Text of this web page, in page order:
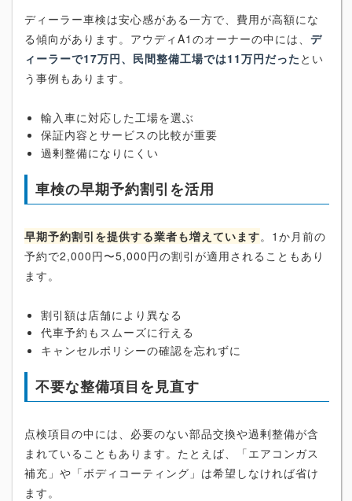
ディーラー車検は安心感がある一方で、費用が高額にな
る傾向があります。アウディA1のオーナーの中には、 デ
ィーラーで17万円、民間整備工場では11万円だった とい
う事例もあります。
輸入車に対応した工場を選ぶ
保証内容とサービスの比較が重要
過剰整備になりにくい
車検の早期予約割引を活用
早期予約割引を提供する業者も増えています。1か月前の
予約で2,000円〜5,000円の割引が適用されることもあり
ます。
割引額は店舗により異なる
代車予約もスムーズに行える
キャンセルポリシーの確認を忘れずに
不要な整備項目を見直す
点検項目の中には、必要のない部品交換や過剰整備が含
まれていることもあります。たとえば、「エアコンガス
補充」や「ボディコーティング」は希望しなければ省け
ます。